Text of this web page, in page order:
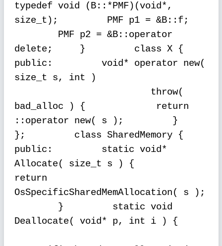
typedef void (B::*PMF)(void*,
size_t);
PMF p1 = &B::f;
PMF p2 = &B::operator
delete;
}
class X {
public:
void* operator new(
size_t s, int )
throw(
bad_alloc ) {
return
::operator new( s );
}
};
class SharedMemory {
public:
static void*
Allocate( size_t s ) {
return
OsSpecificSharedMemAllocation( s );
}
static void
Deallocate( void* p, int i ) {